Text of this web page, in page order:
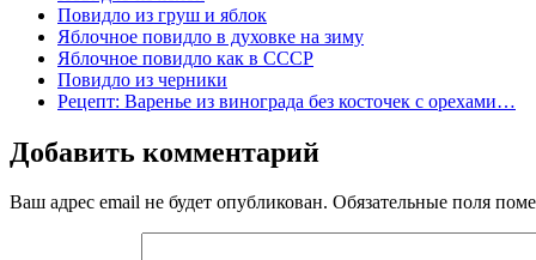
Повидло из груш и яблок
Яблочное повидло в духовке на зиму
Яблочное повидло как в СССР
Повидло из черники
Рецепт: Варенье из винограда без косточек с орехами…
Добавить комментарий
Ваш адрес email не будет опубликован. Обязательные поля